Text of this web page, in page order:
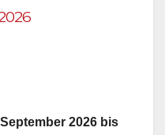
2026 bis